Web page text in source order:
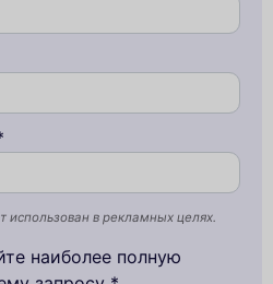
в рекламных целях.
наиболее полную